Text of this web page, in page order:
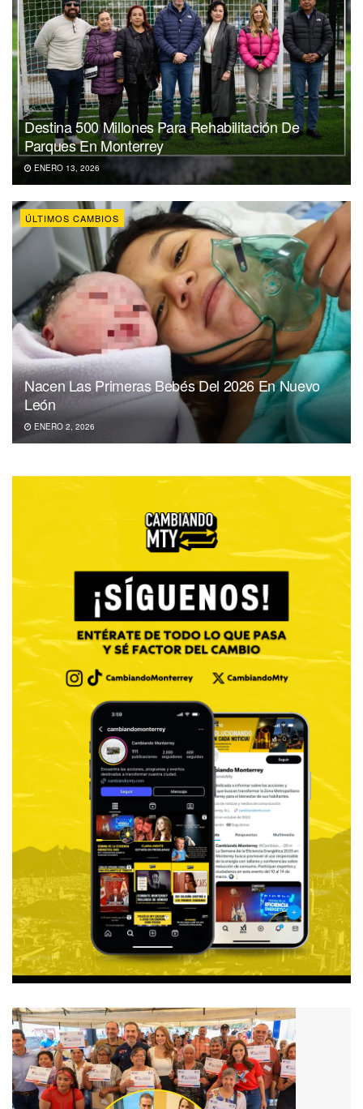
Destina 500 Millones Para Rehabilitación De
Parques En Monterrey
ENERO 13, 2026
ÚLTIMOS CAMBIOS
Nacen Las Primeras Bebés Del 2026 En Nuevo
León
ENERO 2, 2026